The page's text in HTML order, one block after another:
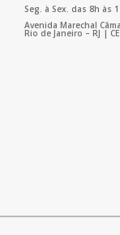
Seg. à Sex. das 8h às
Avenida Marechal
Rio de Janeiro – RJ |